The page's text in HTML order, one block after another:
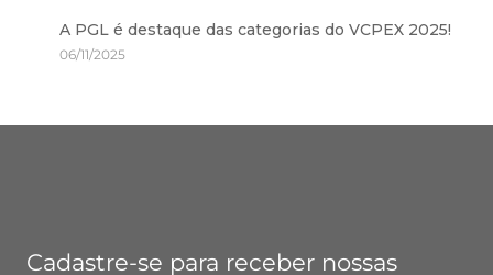
A PGL é destaque das categorias do VCPEX 2025!
06/11/2025
Cadastre-se para receber nossas